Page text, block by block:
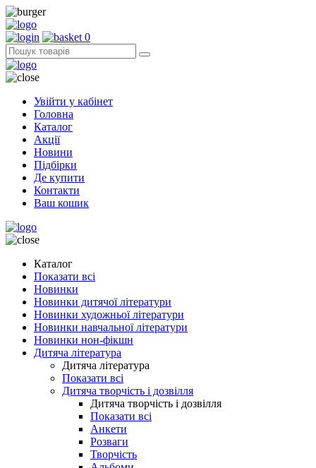
0
Увійти у кабінет
Головна
Каталог
Акції
Новини
Підбірки
Де купити
Контакти
Ваш кошик
Каталог
Показати всі
Новинки
Новинки дитячої літератури
Новинки художньої літератури
Новинки навчальної літератури
Новинки нон-фікшн
Дитяча література
Дитяча література
Показати всі
Дитяча творчість і дозвілля
Дитяча творчість і дозвілля
Показати всі
Анкети
Розваги
Творчість